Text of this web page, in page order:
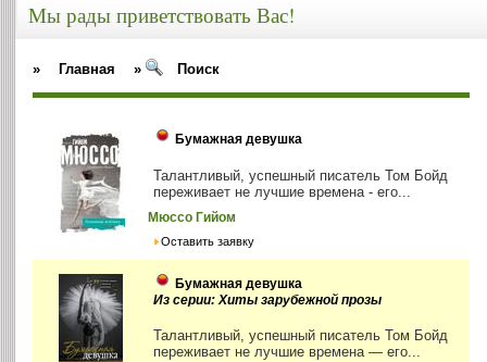
Мы рады приветствовать Вас!
» Главная » Поиск
Бумажная девушка
Талантливый, успешный писатель Том Бойд
переживает не лучшие времена - его...
Мюссо Гийом
Оставить заявку
Бумажная девушка
Из серии: Хиты зарубежной прозы
Талантливый, успешный писатель Том Бойд
переживает не лучшие времена — его...